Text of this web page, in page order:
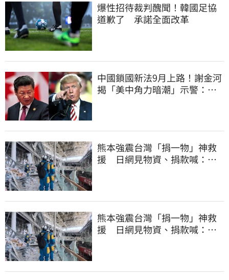
爆性招待裁判醜聞！韓國足協
道歉了 承諾全面改革
中國鎖國新法9月上路！謝金河
揭「美中角力暗潮」示警：台
熊本強震台灣「捐一物」神救
援 日網見物資、捐款喊：給
熊本強震台灣「捐一物」神救
援 日網見物資、捐款喊：給